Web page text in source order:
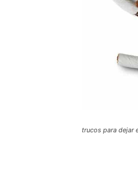
trucos para dejar